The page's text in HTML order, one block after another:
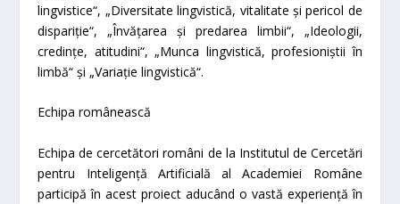
lingvistice“, „Diversitate lingvistică, vitalitate și pericol de
dispariție“, „Învățarea și predarea limbii“, „Ideologii,
credințe, atitudini“, „Munca lingvistică, profesioniștii în
limbă“ și „Variație lingvistică“.
Echipa românească
Echipa de cercetători români de la Institutul de Cercetări
pentru Inteligență Artificială al Academiei Române
participă în acest proiect aducând o vastă experiență în